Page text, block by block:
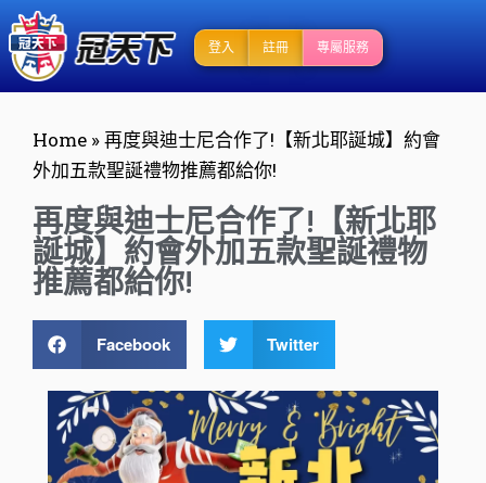
登入 註冊 專屬服務
Home »再度與迪士尼合作了!【新北耶誕城】約會
外加五款聖誕禮物推薦都給你!
再度與迪士尼合作了!【新北耶
誕城】約會外加五款聖誕禮物
推薦都給你!
Facebook Twitter